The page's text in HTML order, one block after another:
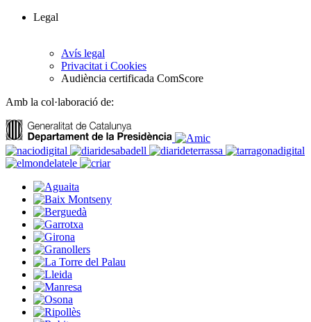
Legal
Avís legal
Privacitat i Cookies
Audiència certificada ComScore
Amb la col·laboració de: